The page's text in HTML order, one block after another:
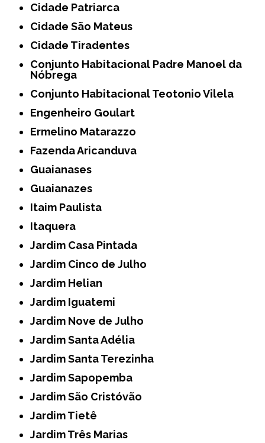
Cidade Patriarca
Cidade São Mateus
Cidade Tiradentes
Conjunto Habitacional Padre Manoel da
Nóbrega
Conjunto Habitacional Teotonio Vilela
Engenheiro Goulart
Ermelino Matarazzo
Fazenda Aricanduva
Guaianases
Guaianazes
Itaim Paulista
Itaquera
Jardim Casa Pintada
Jardim Cinco de Julho
Jardim Helian
Jardim Iguatemi
Jardim Nove de Julho
Jardim Santa Adélia
Jardim Santa Terezinha
Jardim Sapopemba
Jardim São Cristóvão
Jardim Tietê
Jardim Três Marias